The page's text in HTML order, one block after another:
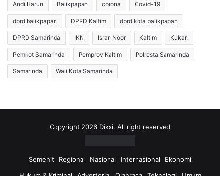
Andi Harun Balikpapan corona Covid-19
dprd balikpapan DPRD Kaltim dprd kota balikpapan
DPRD Samarinda IKN Isran Noor Kaltim Kukar,
Pemkot Samarinda Pemprov Kaltim Polresta Samarinda
Samarinda Wali Kota Samarinda
Copyright 2026 Diksi. All right reserved
Semenit Regional Nasional Internasional
Ekonomi